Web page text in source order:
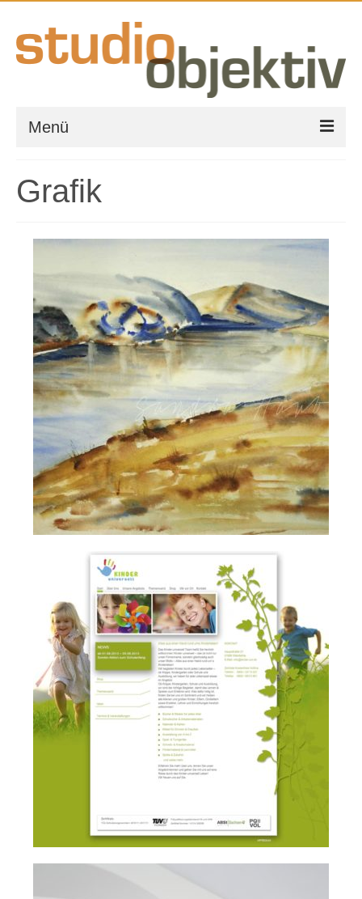
Menü
Gestaltung & Typografie
Logoentwicklung
Icon & Piktogramme
Vektorgrafiken
Malerei & Zeichnung
Fotografie
Produktfotografie
Imagefotografie
Businessfotografie
Hochzeitsfotografie
Portrait- & Familienfotografie
Bildbearbeitung
Vita
Kontakt
Datenschutzerklärung
Grafik